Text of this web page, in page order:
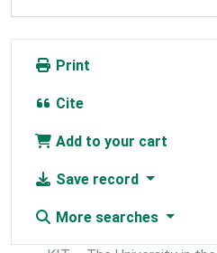
Print
Cite
Add to your cart
Save record
More searches